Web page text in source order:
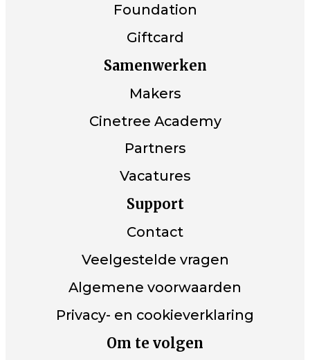
Foundation
Giftcard
Samenwerken
Makers
Cinetree Academy
Partners
Vacatures
Support
Contact
Veelgestelde vragen
Algemene voorwaarden
Privacy- en cookieverklaring
Om te volgen